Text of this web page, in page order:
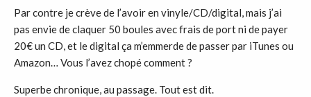
Par contre je crève de l’avoir en vinyle/CD/digital, mais j’ai
pas envie de claquer 50 boules avec frais de port ni de payer
20€ un CD, et le digital ça m’emmerde de passer par iTunes ou
Amazon… Vous l’avez chopé comment ?
Superbe chronique, au passage. Tout est dit.